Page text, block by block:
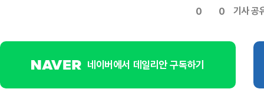
0 0 기사 공
네이버에서 데일리안 구독하기